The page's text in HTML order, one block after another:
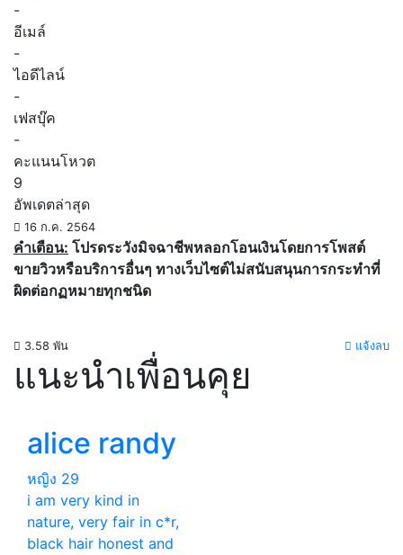
-
อีเมล์
-
ไอดีไลน์
-
เฟสบุ๊ค
-
คะแนนโหวต
9
อัพเดตล่าสุด
16 ก.ค. 2564
คำเตือน: โปรดระวังมิจฉาชีพหลอกโอนเงินโดยการโพสต์
ขายวิวหรือบริการอื่นๆ ทางเว็บไซต์ไม่สนับสนุนการกระทำที่
ผิดต่อกฏหมายทุกชนิด
3.58 พัน แจ้งลบ
แนะนำเพื่อนคุย
alice randy
หญิง 29
i am very kind in
nature, very fair in c*r,
black hair honest and